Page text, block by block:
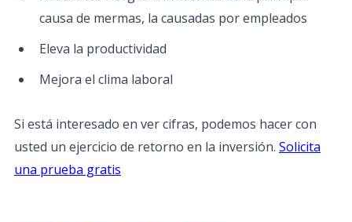
causa de mermas, la causadas por empleados
Eleva la productividad
Mejora el clima laboral
Si está interesado en ver cifras, podemos hacer con
usted un ejercicio de retorno en la inversión. Solicita
una prueba gratis